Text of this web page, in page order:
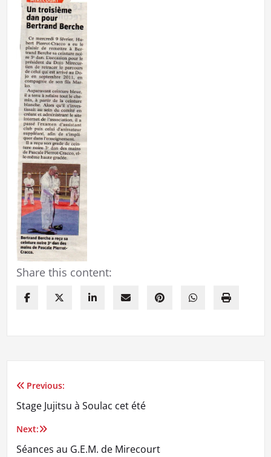
Share this content:
Navigation
de
l’article
Previous:
Stage Jujitsu à Soulac cet été
Next:
Séances au G.E.M. de Mirecourt